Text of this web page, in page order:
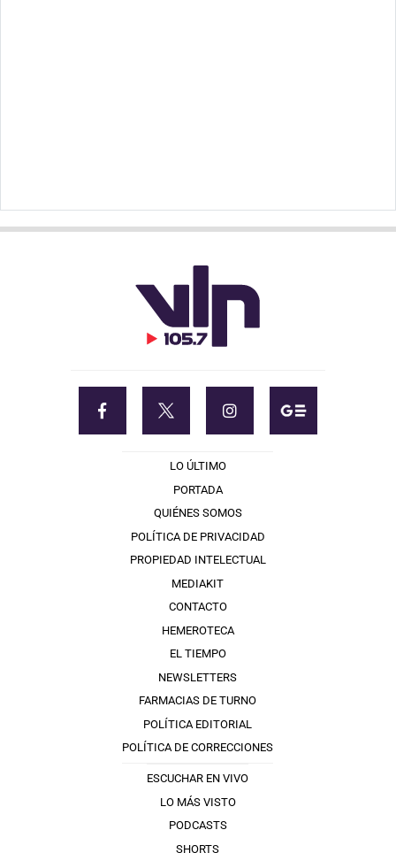
LO ÚLTIMO
PORTADA
QUIÉNES SOMOS
POLÍTICA DE PRIVACIDAD
PROPIEDAD INTELECTUAL
MEDIAKIT
CONTACTO
HEMEROTECA
EL TIEMPO
NEWSLETTERS
FARMACIAS DE TURNO
POLÍTICA EDITORIAL
POLÍTICA DE CORRECCIONES
ESCUCHAR EN VIVO
LO MÁS VISTO
PODCASTS
SHORTS